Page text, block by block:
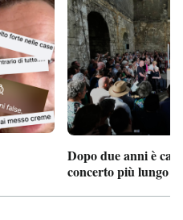
Dopo due anni è
concerto più lungo